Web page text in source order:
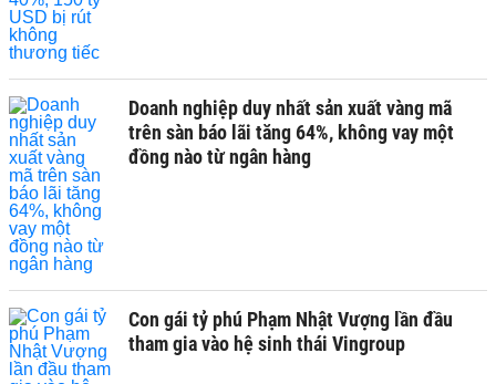
Doanh nghiệp duy nhất sản xuất vàng mã
trên sàn báo lãi tăng 64%, không vay một
đồng nào từ ngân hàng
Con gái tỷ phú Phạm Nhật Vượng lần đầu
tham gia vào hệ sinh thái Vingroup